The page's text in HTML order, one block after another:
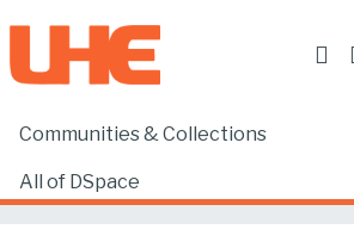
Communities & Collections
All of DSpace
Home
Proyecto de factibilidad de un cambio en la industria palmito-cultora en Ecuador mediante la producción y exportación de una salsa a base de palmito como sustituto de la mayonesa